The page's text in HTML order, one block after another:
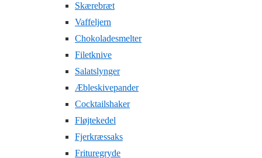
Skærebræt
Vaffeljern
Chokoladesmelter
Filetknive
Salatslynger
Æbleskivepander
Cocktailshaker
Fløjtekedel
Fjerkræssaks
Frituregryde